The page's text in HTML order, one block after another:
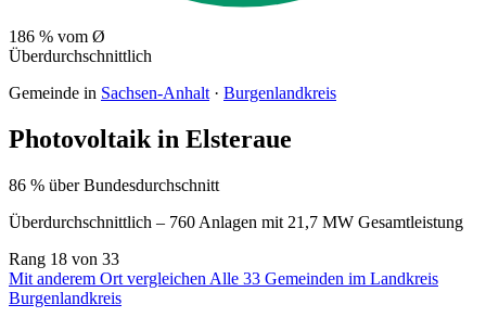
186 % vom Ø
Überdurchschnittlich
Gemeinde in Sachsen-Anhalt · Burgenlandkreis
Photovoltaik in Elsteraue
86 % über Bundesdurchschnitt
Überdurchschnittlich – 760 Anlagen mit 21,7 MW Gesamtleistung
Rang 18 von 33
Mit anderem Ort vergleichen Alle 33 Gemeinden im Landkreis
Burgenlandkreis